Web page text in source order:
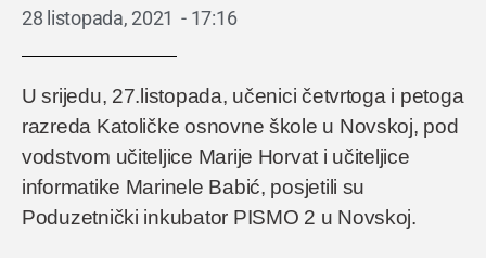
28 listopada, 2021 - 17:16
U srijedu, 27.listopada, učenici četvrtoga i petoga
razreda Katoličke osnovne škole u Novskoj, pod
vodstvom učiteljice Marije Horvat i učiteljice
informatike Marinele Babić, posjetili su
Poduzetnički inkubator PISMO 2 u Novskoj.